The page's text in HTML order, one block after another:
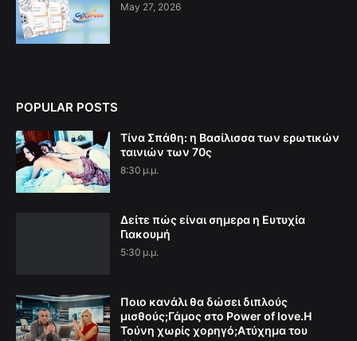
May 27, 2026
POPULAR POSTS
Τίνα Σπάθη: η Βασίλισσα των ερωτικών
ταινιών των 70ς
8:30 μ.μ.
Δείτε πώς είναι σημερα η Ευτυχία
Γιακουμή
5:30 μ.μ.
Ποιο κανάλι θα δώσει διπλούς
μισθούς;Γάμος στο Power of love.Η
Τούνη χωρίς χορηγό;Aτύχημα του